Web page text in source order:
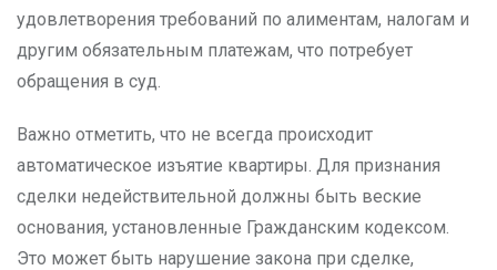
удовлетворения требований по алиментам, налогам и
другим обязательным платежам, что потребует
обращения в суд.
Важно отметить, что не всегда происходит
автоматическое изъятие квартиры. Для признания
сделки недействительной должны быть веские
основания, установленные Гражданским кодексом.
Это может быть нарушение закона при сделке,